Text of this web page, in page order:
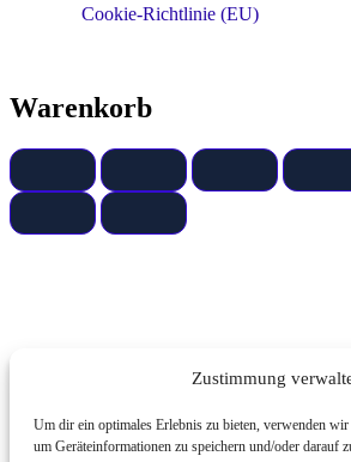
Zustimmung
Um dir ein optimales Erlebnis zu bieten, verwenden
um Geräteinformationen zu speichern und/oder darauf
Cookie-Richtlinie (EU)
Warenkorb